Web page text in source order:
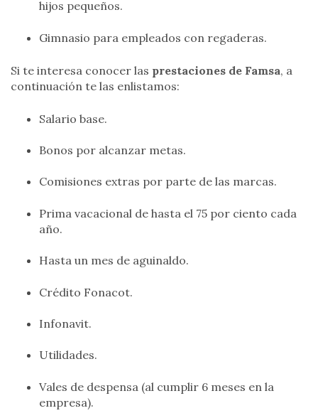
hijos pequeños.
Gimnasio para empleados con regaderas.
Si te interesa conocer las prestaciones de Famsa, a
continuación te las enlistamos:
Salario base.
Bonos por alcanzar metas.
Comisiones extras por parte de las marcas.
Prima vacacional de hasta el 75 por ciento cada
año.
Hasta un mes de aguinaldo.
Crédito Fonacot.
Infonavit.
Utilidades.
Vales de despensa (al cumplir 6 meses en la
empresa).